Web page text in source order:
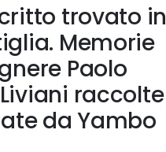
trovato in
Memorie
Paolo
raccolte
da Yambo